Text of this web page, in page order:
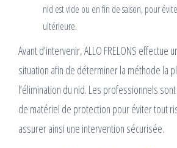
nid est vide ou en fin de saison, pour
ultérieure.
Avant d’intervenir, ALLO FRELONS effectue
situation afin de déterminer la méthode la
l’élimination du nid. Les professionnels
de matériel de protection pour éviter tout
assurer ainsi une intervention sécurisée.